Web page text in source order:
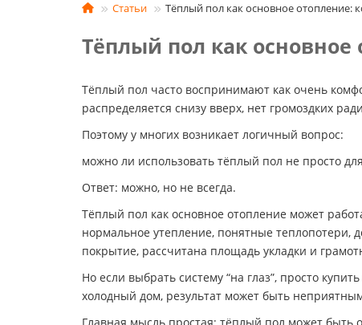
Статьи Тёплый пол как основное отопление:
Тёплый пол как основное
Тёплый пол часто воспринимают как очень
распределяется снизу вверх, нет громоздких
Поэтому у многих возникает логичный вопрос:
можно ли использовать тёплый пол не просто
Ответ: можно, но не всегда.
Тёплый пол как основное отопление может
нормальное утепление, понятные теплопотери,
покрытие, рассчитана площадь укладки и
Но если выбрать систему “на глаз”, просто
холодный дом, результат может быть